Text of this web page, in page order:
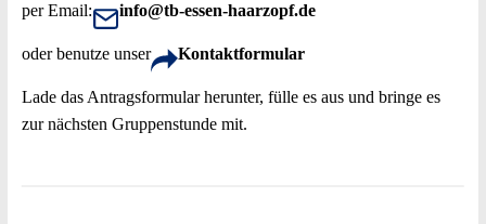
per Email: info@tb-essen-haarzopf.de
oder benutze unser Kontaktformular
Lade das Antragsformular herunter, fülle es aus und bringe es
zur nächsten Gruppenstunde mit.